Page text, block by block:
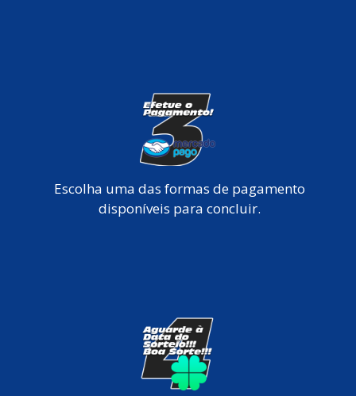
Escolha uma das formas de pagamento
disponíveis para concluir.